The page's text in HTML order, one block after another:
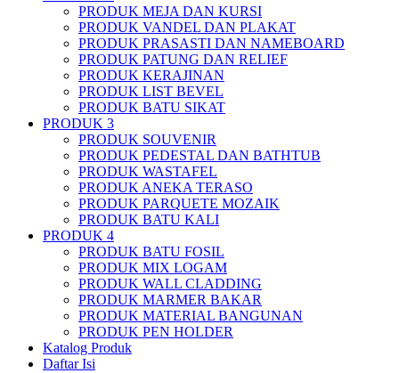
PRODUK MEJA DAN KURSI
PRODUK VANDEL DAN PLAKAT
PRODUK PRASASTI DAN NAMEBOARD
PRODUK PATUNG DAN RELIEF
PRODUK KERAJINAN
PRODUK LIST BEVEL
PRODUK BATU SIKAT
PRODUK 3
PRODUK SOUVENIR
PRODUK PEDESTAL DAN BATHTUB
PRODUK WASTAFEL
PRODUK ANEKA TERASO
PRODUK PARQUETE MOZAIK
PRODUK BATU KALI
PRODUK 4
PRODUK BATU FOSIL
PRODUK MIX LOGAM
PRODUK WALL CLADDING
PRODUK MARMER BAKAR
PRODUK MATERIAL BANGUNAN
PRODUK PEN HOLDER
Katalog Produk
Daftar Isi